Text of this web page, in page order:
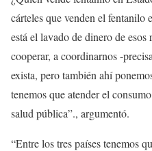
cárteles que venden el fentanilo
está el lavado de dinero de
cooperar, a coordinarnos -
exista, pero también ahí
tenemos que atender el
salud pública”., argumentó.
“Entre los tres países tenemos